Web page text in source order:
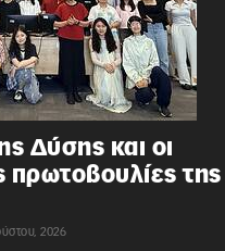
Δύσης και οι
πρωτοβουλίες της
2026